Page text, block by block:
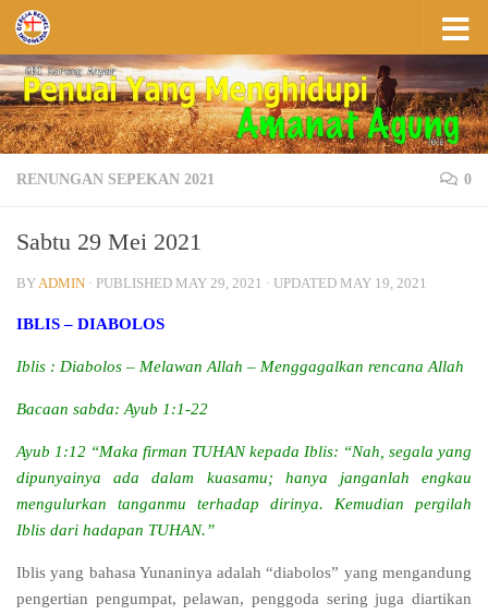
Skip to content
RENUNGAN SEPEKAN 2021 0
Sabtu 29 Mei 2021
BYADMIN · PUBLISHED MAY 29, 2021 · UPDATED MAY 19, 2021
IBLIS – DIABOLOS
Iblis : Diabolos – Melawan Allah – Menggagalkan rencana Allah
Bacaan sabda: Ayub 1:1-22
Ayub 1:12 “Maka firman TUHAN kepada Iblis: “Nah, segala yang
dipunyainya ada dalam kuasamu; hanya janganlah engkau
mengulurkan tanganmu terhadap dirinya. Kemudian pergilah
Iblis dari hadapan TUHAN.”
Iblis yang bahasa Yunaninya adalah“diabolos” yang mengandung
pengertian pengumpat, pelawan, penggoda sering juga diartikan